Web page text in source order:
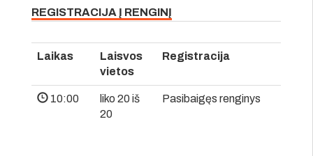
REGISTRACIJA Į RENGINĮ
Laikas
Laisvos
vietos
Registracija
10:00
liko 20 iš
20
Pasibaigęs renginys